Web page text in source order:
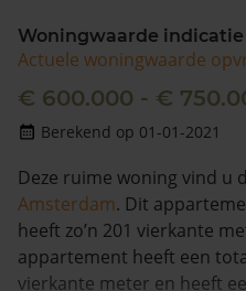
Woningwaarde indicatie
Actuele woningwaarde
€ 600.000 - €
Berekend op 01-01-2021
Deze ruime woning vind u
Amsterdam. Dit
heeft zo’n 201 vierkante
appartement heeft een
vierkante meter en heeft